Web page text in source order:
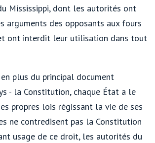
Mississippi, dont les autorités ont
arguments des opposants aux fours
ont interdit leur utilisation dans tout
plus du principal document
- la Constitution, chaque État a le
propres lois régissant la vie de ses
ne contredisent pas la Constitution
usage de ce droit, les autorités du